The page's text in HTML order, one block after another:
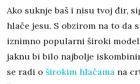
Ako suknje baš i nisu tvoj đir,
hlače jesu. S obzirom na to da
iznimno popularni široki
jaknu bi bilo najbolje
se radi o širokim hlačama na